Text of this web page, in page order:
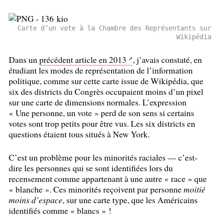
Carte d’un vote à la Chambre des Représentants sur
Wikipédia
Dans un précédent article en 2013
, j’avais constaté, en
étudiant les modes de représentation de l’information
politique, comme sur cette carte issue de Wikipédia, que
six des districts du Congrès occupaient moins d’un pixel
sur une carte de dimensions normales. L’expression
« Une personne, un vote » perd de son sens si certains
votes sont trop petits pour être vus. Les six districts en
questions étaient tous situés à New York.
C’est un problème pour les minorités raciales — c’est-
dire les personnes qui se sont identifiées lors du
recensement comme appartenant à une autre « race » que
« blanche ». Ces minorités reçoivent par personnemoitié
moins d’espace, sur une carte type, que les Américains
identifiés comme « blancs » !